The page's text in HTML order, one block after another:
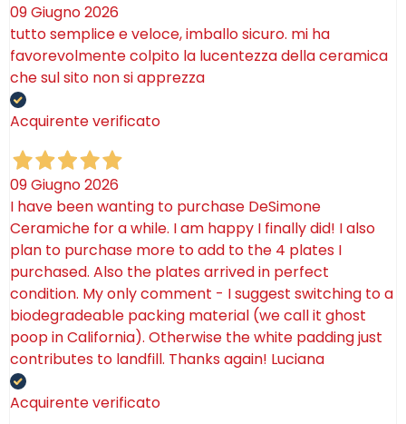
09 Giugno 2026
tutto semplice e veloce, imballo sicuro. mi ha
favorevolmente colpito la lucentezza della ceramica
che sul sito non si apprezza
Acquirente verificato
09 Giugno 2026
I have been wanting to purchase DeSimone
Ceramiche for a while. I am happy I finally did! I also
plan to purchase more to add to the 4 plates I
purchased. Also the plates arrived in perfect
condition. My only comment - I suggest switching to a
biodegradeable packing material (we call it ghost
poop in California). Otherwise the white padding just
contributes to landfill. Thanks again! Luciana
Acquirente verificato